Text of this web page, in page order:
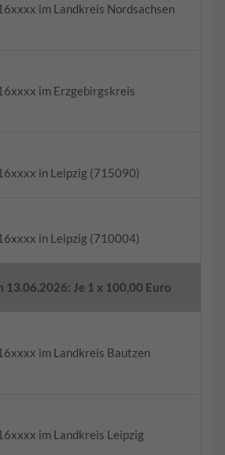
im Landkreis Nordsachsen
im Erzgebirgskreis
in Leipzig (715090)
in Leipzig (710004)
13.06.2026: Je 1 x 100,00 Euro
im Landkreis Bautzen
im Landkreis Leipzig